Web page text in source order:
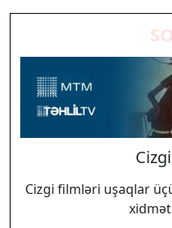
Cizgi filmləri uşaqlar